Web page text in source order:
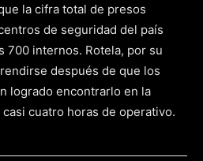
la cifra total de presos
de seguridad del país
700 internos. Rotela, por su
después de que los
logrado encontrarlo en la
cuatro horas de operativo.